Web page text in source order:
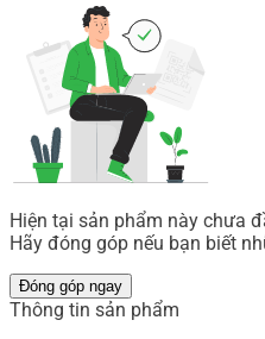
Hiện tại sản phẩm này chưa
Hãy đóng góp nếu bạn biết
Đóng góp ngay
Thông tin sản phẩm